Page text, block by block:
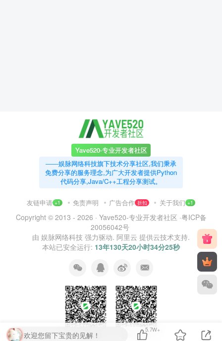
Yave520-专业开发者社区
——娱脉网络科技旗下技术分享社区,我们秉承
免费分享的服务理念,为广大开发者提供Python
代码分享,Java/C++工程分享测试。
友链申请 +1 免责声明 广告合作 折扣 关于我们 +1
Copyright © 2013 - 2026 · Yave520-专业开发者社区 ·粤ICP备
20056042号
由 娱脉网络科技 强力驱动. 阿里云 提供云技术支持.
本站已安全运行: 13年130天20小时34分26秒
扫码加QQ群 扫码加微信
欢迎您留下宝贵的见解！
5.7W+